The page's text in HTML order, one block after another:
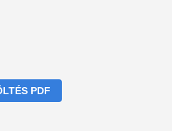
PDF